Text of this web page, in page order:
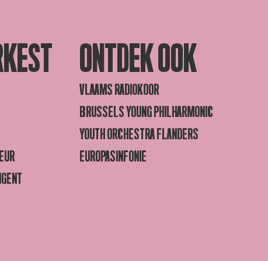
ONTDEK OOK
VLAAMS RADIOKOOR
BRUSSELS YOUNG PHILHARMONIC
YOUTH ORCHESTRA FLANDERS
EUROPASINFONIE